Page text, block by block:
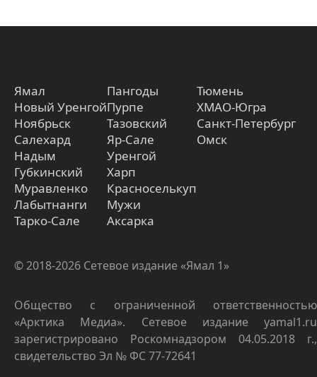
Ямал
Новый Уренгой
Ноябрьск
Салехард
Надым
Губкинский
Муравленко
Лабытнанги
Тарко-Сале
Пангоды
Пурпе
Тазовский
Яр-Сале
Уренгой
Харп
Красноселькуп
Мужи
Аксарка
Тюмень
ХМАО-Югра
Санкт-Петербург
Омск
© 2018-2026 Сетевое издание «Ямал 1»
Общество с ограниченной ответственностью
«Арктика Медиа». Сетевое издание yamal1.ru
зарегистрировано Роскомнадзором 04.05.2018 г.,
свидетельство Эл № ФС 77-72641